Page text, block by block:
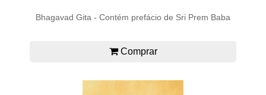
Bhagavad Gita - Contém prefácio de Sri Prem Baba
Comprar